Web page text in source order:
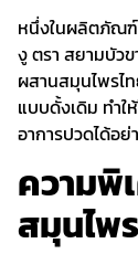
หนึ่งในผลิตภัณฑ์
งู ตรา สยามบัว
ผสานสมุนไพรไ
แบบดั้งเดิม ทำใ
อาการปวดได้อ
ความพิ
สมุนไพ